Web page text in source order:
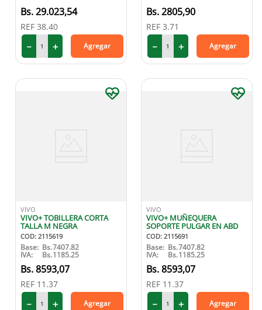
29.023,54
REF 38.40
＋
－ Agregar
2805,90
REF 3.71
＋
－ Agregar
VIVO
VIVO+ TOBILLERA CORTA
TALLA M NEGRA
COD: 2115619
Base: Bs.7407.82
IVA: Bs.1185.25
8593,07
REF 11.37
＋
－ Agregar
VIVO
VIVO+ MUÑEQUERA
SOPORTE PULGAR EN ABD
COD: 2115691
Base: Bs.7407.82
IVA: Bs.1185.25
8593,07
REF 11.37
＋
－ Agregar